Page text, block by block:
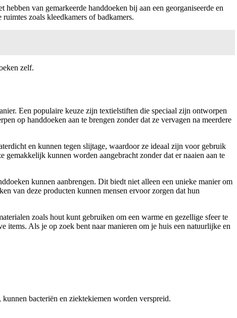
van gemarkeerde handdoeken bij aan een georganiseerde en
zoals kleedkamers of badkamers.
zelf.
Een populaire keuze zijn textielstiften die speciaal zijn ontworpen
op handdoeken aan te brengen zonder dat ze vervagen na meerdere
en kunnen tegen slijtage, waardoor ze ideaal zijn voor gebruik
kunnen worden aangebracht zonder dat er naaien aan te
kunnen aanbrengen. Dit biedt niet alleen een unieke manier om
van deze producten kunnen mensen ervoor zorgen dat hun
zoals hout kunt gebruiken om een warme en gezellige sfeer te
items. Als je op zoek bent naar manieren om je huis een natuurlijke en
bacteriën en ziektekiemen worden verspreid.